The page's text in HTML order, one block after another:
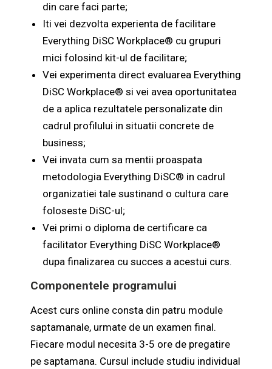
din care faci parte;
Iti vei dezvolta experienta de facilitare
Everything DiSC Workplace® cu grupuri
mici folosind kit-ul de facilitare;
Vei experimenta direct evaluarea Everything
DiSC Workplace® si vei avea oportunitatea
de a aplica rezultatele personalizate din
cadrul profilului in situatii concrete de
business;
Vei invata cum sa mentii proaspata
metodologia Everything DiSC® in cadrul
organizatiei tale sustinand o cultura care
foloseste DiSC-ul;
Vei primi o diploma de certificare ca
facilitator Everything DiSC Workplace®
dupa finalizarea cu succes a acestui curs.
Componentele programului
Acest curs online consta din patru module
saptamanale, urmate de un examen final.
Fiecare modul necesita 3-5 ore de pregatire
pe saptamana. Cursul include studiu individual